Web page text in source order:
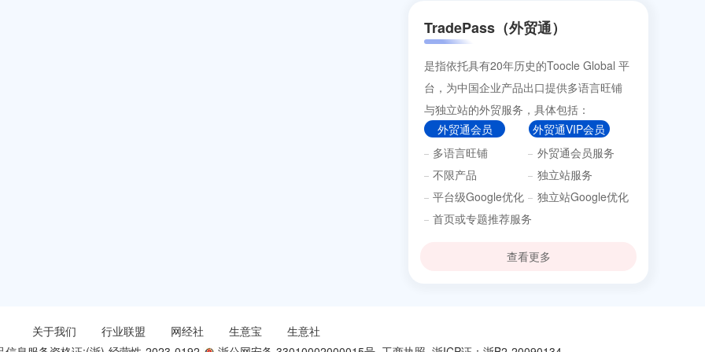
TradePass（外贸通）
是指依托具有20年历史的Toocle Global 平
台，为中国企业产品出口提供多语言旺铺
与独立站的外贸服务，具体包括：
外贸通会员
多语言旺铺
不限产品
平台级Google优化
首页或专题推荐服务
外贸通VIP会员
外贸通会员服务
独立站服务
独立站Google优化
查看更多
关于我们 行业联盟 网经社 生意宝 生意社